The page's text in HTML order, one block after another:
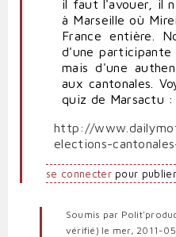
il faut l'avouer, il
à Marseille où
France entière.
d'une participante
mais d'une
aux cantonales.
quiz de Marsactu :
http://
elections-
se connecterpour
Soumis par
vérifié) le mer, 2011-